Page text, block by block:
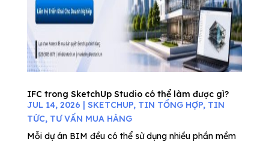
IFC trong SketchUp Studio có thể làm được gì?
JUL 14, 2026 | SKETCHUP, TIN TỔNG HỢP, TIN
TỨC, TƯ VẤN MUA HÀNG
Mỗi dự án BIM đều có thể sử dụng nhiều phần mềm